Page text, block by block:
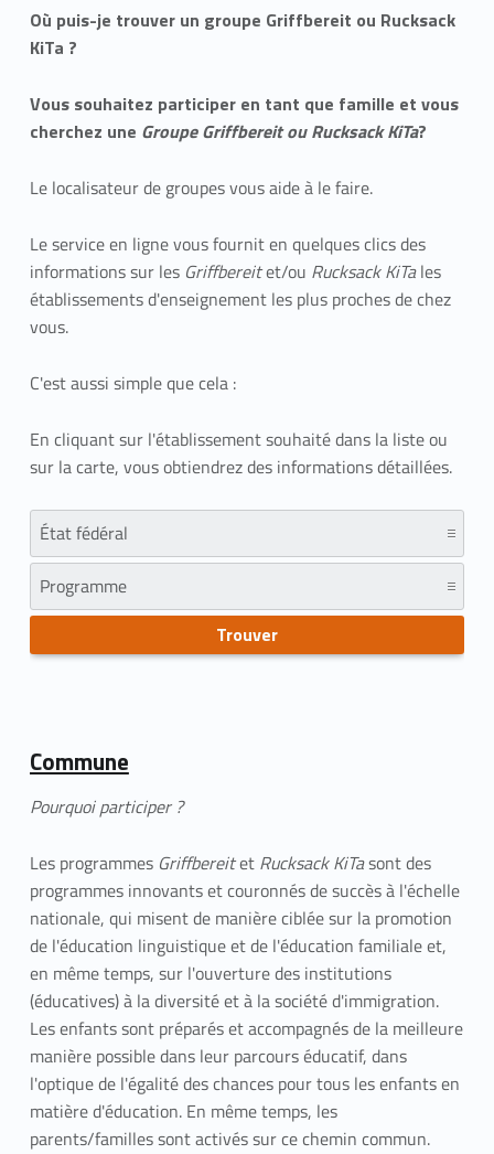
Où puis-je trouver un groupe Griffbereit ou Rucksack
KiTa ?
Vous souhaitez participer en tant que famille et vous
cherchez une Groupe Griffbereit ou Rucksack KiTa?
Le localisateur de groupes vous aide à le faire.
Le service en ligne vous fournit en quelques clics des
informations sur les Griffbereitet/ou Rucksack KiTales
établissements d'enseignement les plus proches de chez
vous.
C'est aussi simple que cela :
En cliquant sur l'établissement souhaité dans la liste ou
sur la carte, vous obtiendrez des informations détaillées.
Commune
Pourquoi participer ?
Les programmes Griffbereitet Rucksack KiTasont des
programmes innovants et couronnés de succès à l'échelle
nationale, qui misent de manière ciblée sur la promotion
de l'éducation linguistique et de l'éducation familiale et,
en même temps, sur l'ouverture des institutions
(éducatives) à la diversité et à la société d'immigration.
Les enfants sont préparés et accompagnés de la meilleure
manière possible dans leur parcours éducatif, dans
l'optique de l'égalité des chances pour tous les enfants en
matière d'éducation. En même temps, les
parents/familles sont activés sur ce chemin commun.